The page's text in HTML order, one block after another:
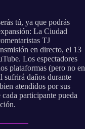
tú, ya que podrás
La Ciudad
TJ
en directo, el 13
Los espectadores
plataformas (pero no en
sufrirá daños durante
atendidos por sus
participante pueda